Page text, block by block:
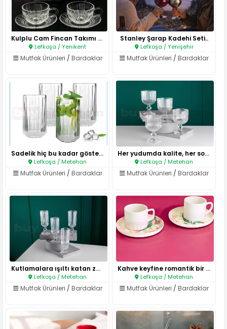
Kulplu Cam Fincan Takımı (6’lı..
Lefkoşa / Yenikent
Mutfak Ürünleri / Bardaklar
Stanley Şarap Kadehi Seti..
Lefkoşa / Yenişehir
Mutfak Ürünleri / Bardaklar
Sadelik hiç bu kadar gösterişl..
Lefkoşa / Metehan
Mutfak Ürünleri / Bardaklar
Her yudumda kalite, her sofrad..
Lefkoşa / Metehan
Mutfak Ürünleri / Bardaklar
Kutlamalara ışıltı katan zaraf..
Lefkoşa / Metehan
Mutfak Ürünleri / Bardaklar
Kahve keyfine romantik bir dok..
Lefkoşa / Metehan
Mutfak Ürünleri / Bardaklar